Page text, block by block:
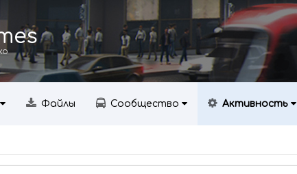
Файлы Сообщество Активность